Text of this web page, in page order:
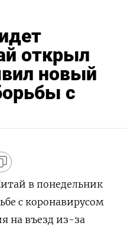
открыл
новый
с
в понедельник
с коронавирусом
на въезд из-за